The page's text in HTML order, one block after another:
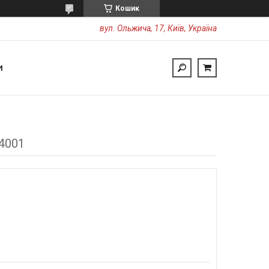
Кошик
вул. Ольжича, 17, Київ, Україна